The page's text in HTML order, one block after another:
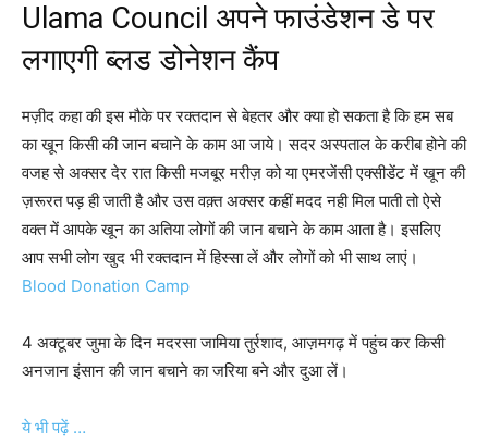
Ulama Council अपने फाउंडेशन डे पर
लगाएगी ब्लड डोनेशन कैंप
मज़ीद कहा की इस मौके पर रक्तदान से बेहतर और क्या हो सकता है कि हम सब
का खून किसी की जान बचाने के काम आ जाये। सदर अस्पताल के करीब होने की
वजह से अक्सर देर रात किसी मजबूर मरीज़ को या एमरजेंसी एक्सीडेंट में खून की
ज़रूरत पड़ ही जाती है और उस वक़्त अक्सर कहीं मदद नही मिल पाती तो ऐसे
वक्त में आपके खून का अतिया लोगों की जान बचाने के काम आता है। इसलिए
आप सभी लोग खुद भी रक्तदान में हिस्सा लें और लोगों को भी साथ लाएं।
Blood Donation Camp
4 अक्टूबर जुमा के दिन मदरसा जामिया तुर्रशाद, आज़मगढ़ में पहुंच कर किसी
अनजान इंसान की जान बचाने का जरिया बने और दुआ लें।
ये भी पढ़ें …